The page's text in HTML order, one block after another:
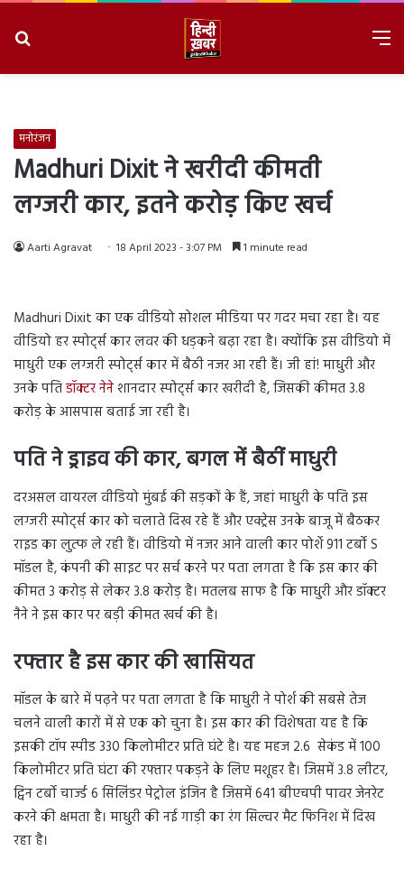
मनोरंजन
Madhuri Dixit ने खरीदी कीमती
लग्जरी कार, इतने करोड़ किए खर्च
Aarti Agravat 18 April 2023 - 3:07 PM 1 minute read
Madhuri Dixit का एक वीडियो सोशल मीडिया पर गदर मचा रहा है। यह
वीडियो हर स्पोर्ट्स कार लवर की धड़कने बढ़ा रहा है। क्योंकि इस वीडियो में
माधुरी एक लग्जरी स्पोर्ट्स कार में बैठी नजर आ रही हैं। जी हां! माधुरी और
उनके पतिडॉक्टर नेनेशानदार स्पोर्ट्स कार खरीदी है, जिसकी कीमत 3.8
करोड़ के आसपास बताई जा रही है।
पति ने ड्राइव की कार, बगल में बैठीं माधुरी
दरअसल वायरल वीडियो मुंबई की सड़कों के हैं, जहां माधुरी के पति इस
लग्जरी स्पोर्ट्स कार को चलाते दिख रहे हैं और एक्ट्रेस उनके बाजू में बैठकर
राइड का लुत्फ ले रही हैं। वीडियो में नजर आने वाली कार पोर्शे 911 टर्बो S
मॉडल है, कंपनी की साइट पर सर्च करने पर पता लगता है कि इस कार की
कीमत 3 करोड़ से लेकर 3.8 करोड़ है। मतलब साफ है कि माधुरी और डॉक्टर
नैने ने इस कार पर बड़ी कीमत खर्च की है।
रफ्तार है इस कार की खासियत
मॉडल के बारे में पढ़ने पर पता लगता है कि माधुरी ने पोर्श की सबसे तेज
चलने वाली कारों में से एक को चुना है। इस कार की विशेषता यह है कि
इसकी टॉप स्पीड 330 किलोमीटर प्रति घंटे है। यह महज 2.6 सेकंड में 100
किलोमीटर प्रति घंटा की रफ्तार पकड़ने के लिए मशूहर है। जिसमें 3.8 लीटर,
ट्विन टर्बो चार्ज्ड 6 सिलिंडर पेट्रोल इंजिन है जिसमें 641 बीएचपी पावर जेनरेट
करने की क्षमता है। माधुरी की नई गाड़ी का रंग सिल्वर मैट फिनिश में दिख
रहा है।